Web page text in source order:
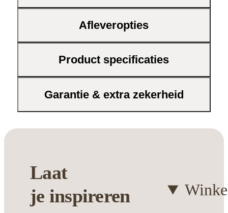
materialen voor langdurig plezier
Gemakkelijk schoon te houden
dankzij het praktische oppervlak
Draagt bij aan een harmonieuze sfeer
Afleveropties
Product specificaties
Garantie & extra zekerheid
Laat
je inspireren